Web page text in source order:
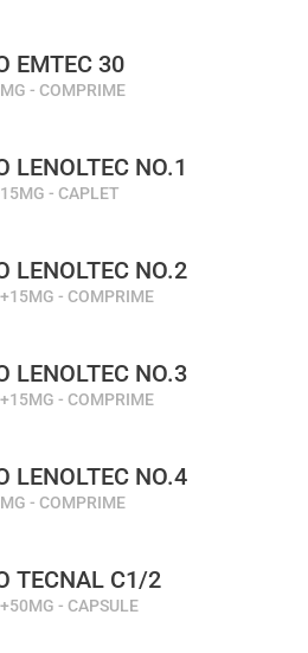
EMTEC 30
- COMPRIME
LENOLTEC NO.1
- CAPLET
LENOLTEC NO.2
- COMPRIME
LENOLTEC NO.3
- COMPRIME
LENOLTEC NO.4
- COMPRIME
TECNAL C1/2
- CAPSULE